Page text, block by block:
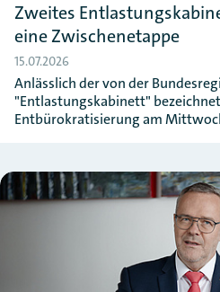
Zweites
eine Zwischenetappe
15.07.2026
Anlässlich der von der
"Entlastungskabinett"
Entbürokratisierung am